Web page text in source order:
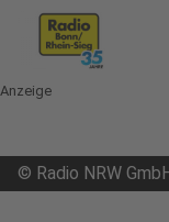
Anzeige
© Radio NRW